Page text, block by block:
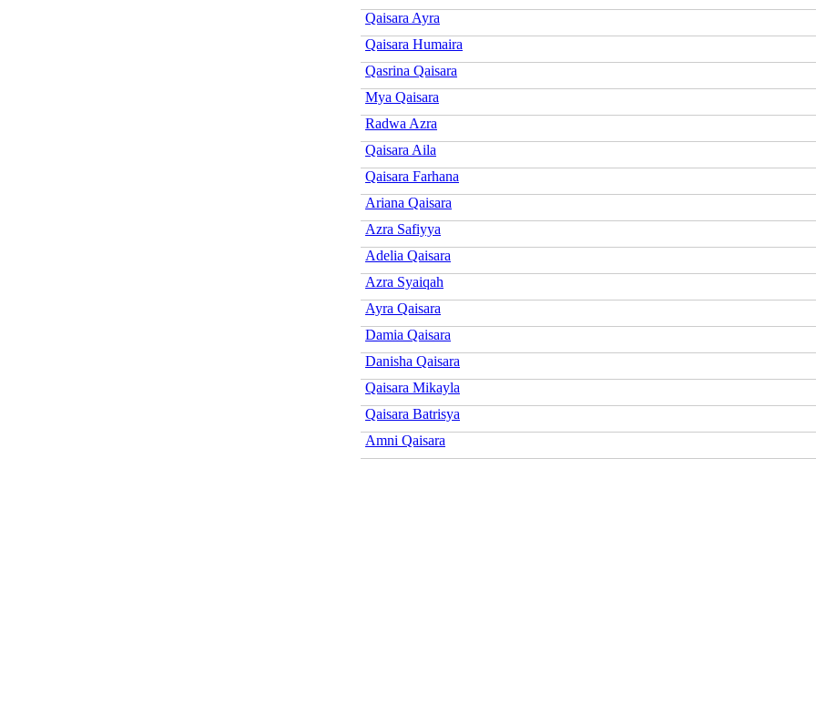
Qaisara Ayra
Qaisara Humaira
Qasrina Qaisara
Mya Qaisara
Radwa Azra
Qaisara Aila
Qaisara Farhana
Ariana Qaisara
Azra Safiyya
Adelia Qaisara
Azra Syaiqah
Ayra Qaisara
Damia Qaisara
Danisha Qaisara
Qaisara Mikayla
Qaisara Batrisya
Amni Qaisara